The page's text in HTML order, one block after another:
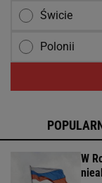
Świcie
Polonii
W